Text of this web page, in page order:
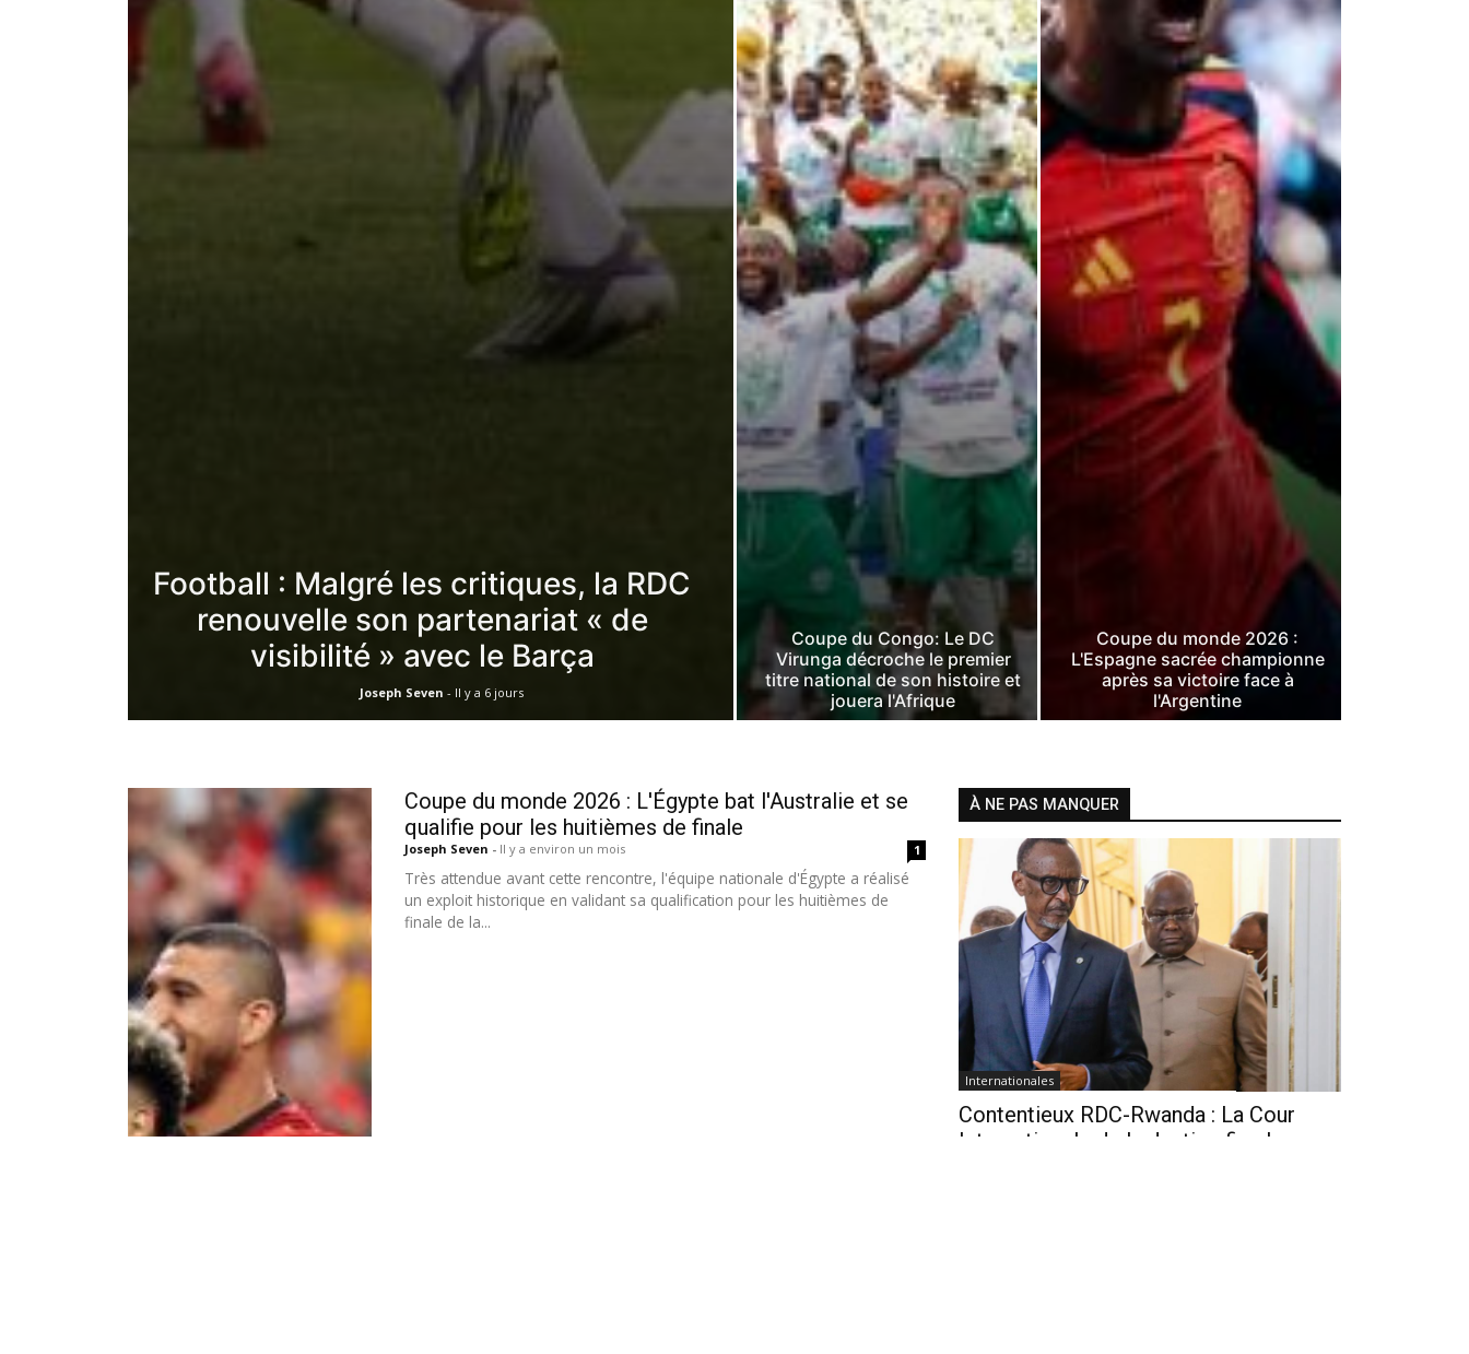
Football : Malgré les critiques, la RDC
renouvelle son partenariat « de
visibilité » avec le Barça
Joseph Seven - Il y a 6 jours
Coupe du Congo: Le DC
Virunga décroche le premier
titre national de son histoire et
jouera l'Afrique
Coupe du monde 2026 :
L'Espagne sacrée championne
après sa victoire face à
l'Argentine
Coupe du monde 2026 : L'Égypte bat l'Australie et se
qualifie pour les huitièmes de finale
Joseph Seven - Il y a environ un mois 1
Très attendue avant cette rencontre, l'équipe nationale d'Égypte a réalisé
un exploit historique en validant sa qualification pour les huitièmes de
finale de la...
À NE PAS MANQUER
Internationales
Contentieux RDC-Rwanda : La Cour
Internationale de la Justice fixe le